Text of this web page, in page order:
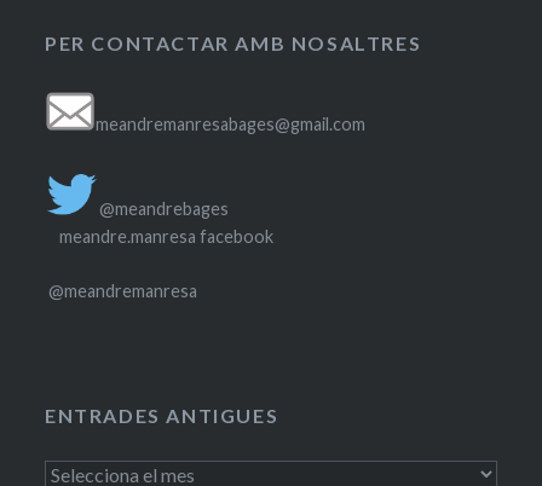
PER CONTACTAR AMB NOSALTRES
meandremanresabages@gmail.com
@meandrebages
meandre.manresa facebook
@meandremanresa
ENTRADES ANTIGUES
Entrades